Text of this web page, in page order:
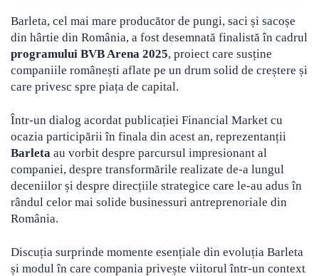
Barleta, cel mai mare producător de pungi, saci și sacoșe
din hârtie din România, a fost desemnată finalistă în cadrul
programului BVB Arena 2025, proiect care susține
companiile românești aflate pe un drum solid de creștere și
care privesc spre piața de capital.
Într-un dialog acordat publicației Financial Market cu
ocazia participării în finala din acest an, reprezentanții
Barleta au vorbit despre parcursul impresionant al
companiei, despre transformările realizate de-a lungul
deceniilor și despre direcțiile strategice care le-au adus în
rândul celor mai solide businessuri antreprenoriale din
România.
Discuția surprinde momente esențiale din evoluția Barleta
și modul în care compania privește viitorul într-un context